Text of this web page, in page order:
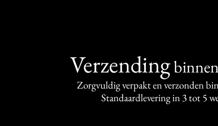
Verzending
Zorgvuldig verpakt en verzonden
Standaardlevering in 3 tot 5